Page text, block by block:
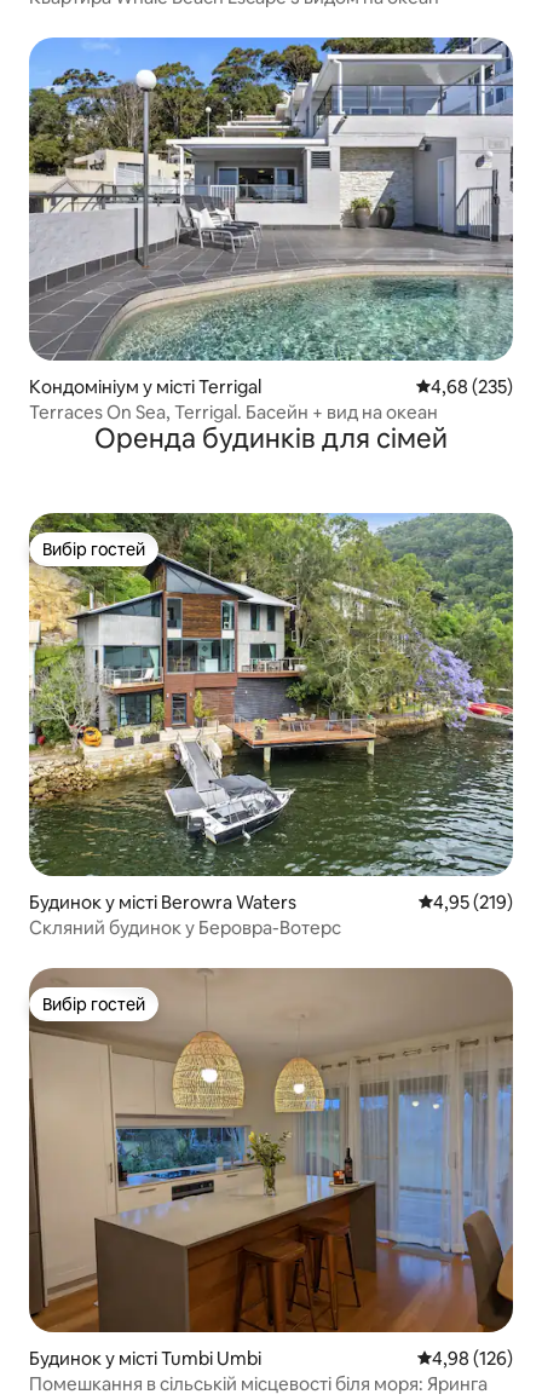
Кондомініум у місті Terrigal Середня
4,68 (235)
Terraces On Sea, Terrigal. Басейн + вид на океан
Оренда будинків для сімей
Вибір гостей
Вибір гостей
Будинок у місті Berowra Waters Середня
4,95 (219)
Скляний будинок у Беровра-Вотерс
Вибір гостей
Вибір гостей
Будинок у місті Tumbi Umbi Середня
4,98 (126)
Помешкання в сільській місцевості біля моря: Яринга